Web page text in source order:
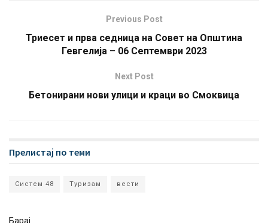
Previous Post
Триесет и прва седница на Совет на Општина
Гевгелија – 06 Септември 2023
Next Post
Бетонирани нови улици и краци во Смоквица
Прелистај по теми
Систем 48 Туризам вести
Барај